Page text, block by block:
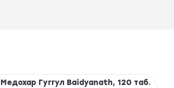
Медохар Гуггул Baidyanath, 120 таб.